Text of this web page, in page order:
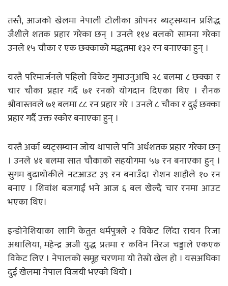
तस्तै, आजको खेलमा नेपाली टोलीका ओपनर ब्यट्सम्यान प्रशिद्ध
जैशीले शतक प्रहार गरेका छन् । उनले ११४ बलको सामना गरेका
उनले १५ चौका र एक छक्काको मद्धतमा १३२ रन बनाएका हुन् ।
यस्तै परिमार्जनले पहिलो विकेट गुमाउनुअघि २८ बलमा ८ छक्का र
चार चौका प्रहार गर्दै ७१ रनको योगदान दिएका थिए । रौनक
श्रीवास्तवले ७१ बलमा ८८ रन प्रहार गरे । उनले ८ चौका र दुई छक्का
प्रहार गर्दै उक्त स्कोर बनाएका हुन् ।
यस्तै अर्का ब्यट्सम्यान जोय थापाले पनि अर्धशतक प्रहार गरेका छन्
। उनले ४१ बलमा सात चौकाको सहयोगमा ५७ रन बनाएका हुन् ।
सुगम बुढाथोकीले नटआउट ३९ रन बनाउँदा रोशन शाहीले १० रन
बनाए । शिवांश बजगाईं भने आज ६ बल खेल्दै चार रनमा आउट
भएका थिए।
इन्डोनेशियाका लागि केतुत धर्मपुत्रले २ विकेट लिँदा रायन रिजा
अथालिया, महेन्द्र अजी युद्ध प्रतमा र कविन निरज चड्डाले एकएक
विकेट लिए । नेपालको समूह चरणमा यो तेस्रो खेल हो । यसअघिका
दुई खेलमा नेपाल विजयी भएको थियो ।